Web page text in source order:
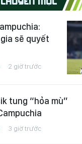
sẽ quyết
2 giờ trước
tung “hỏa mù”
3 giờ trước